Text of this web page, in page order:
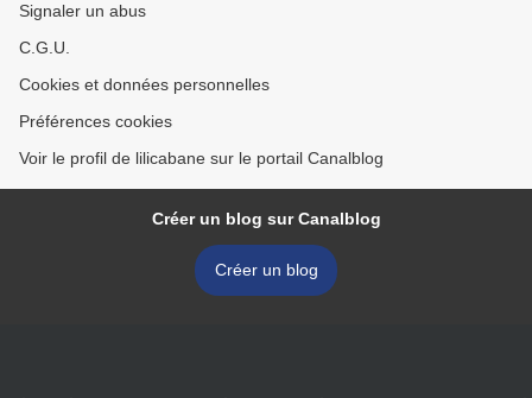
Signaler un abus
C.G.U.
Cookies et données personnelles
Préférences cookies
Voir le profil de lilicabane sur le portail Canalblog
Créer un blog sur Canalblog
Créer un blog